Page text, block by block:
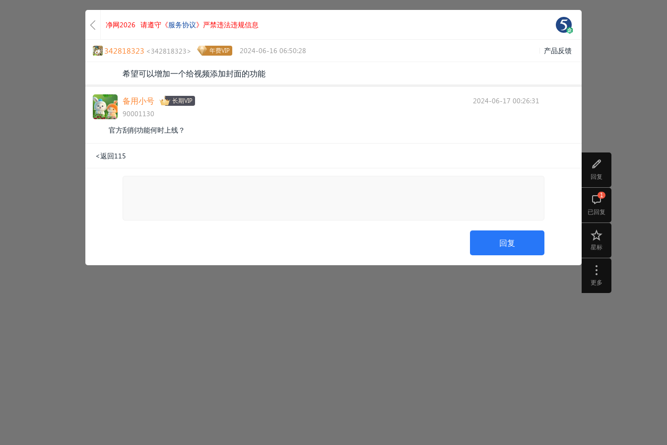
回复
已回复
1
星标
更多
净网2026 请遵守《服务协议》严禁违法违规信息
342818323 <342818323> 年费VIP 2024-06-16 06:50:28 产品反馈
希望可以增加一个给视频添加封面的功能
备用小号 长期VIP
90001130
2024-06-17 00:26:31
官方刮削功能何时上线？
<返回115
回复